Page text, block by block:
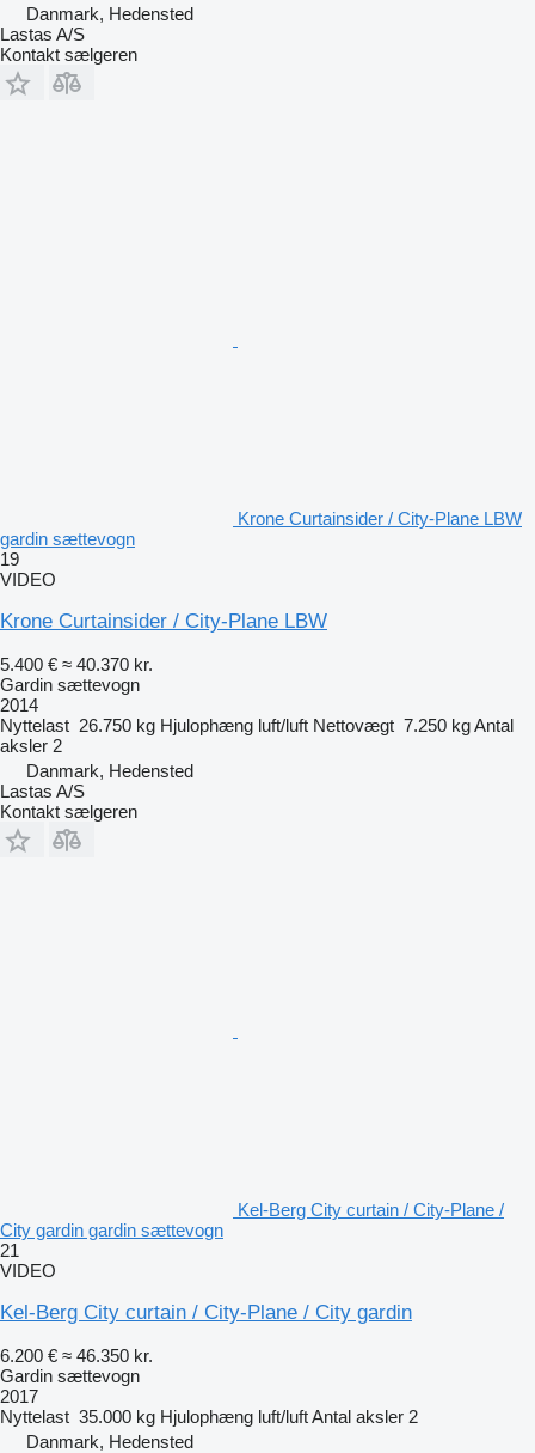
Danmark, Hedensted
Lastas A/S
Kontakt sælgeren
Krone Curtainsider / City-Plane LBW
gardin sættevogn
19
VIDEO
Krone Curtainsider / City-Plane LBW
5.400 € ≈ 40.370 kr.
Gardin sættevogn
2014
Nyttelast 26.750 kg Hjulophæng luft/luft Nettovægt 7.250 kgAntal
aksler 2
Danmark, Hedensted
Lastas A/S
Kontakt sælgeren
Kel-Berg City curtain / City-Plane /
City gardin gardin sættevogn
21
VIDEO
Kel-Berg City curtain / City-Plane / City gardin
6.200 € ≈ 46.350 kr.
Gardin sættevogn
2017
Nyttelast 35.000 kg Hjulophæng luft/luftAntal aksler 2
Danmark, Hedensted